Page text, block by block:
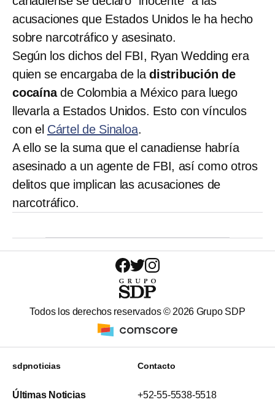
acusaciones que Estados Unidos le ha hecho
sobre narcotráfico y asesinato.
Según los dichos del FBI, Ryan Wedding era
quien se encargaba de ladistribución de
cocaínade Colombia a México para luego
llevarla a Estados Unidos. Esto con vínculos
con el Cártel de Sinaloa.
A ello se la suma que el canadiense habría
asesinado a un agente de FBI, así como otros
delitos que implican las acusaciones de
narcotráfico.
Todos los derechos reservados © 2026 Grupo SDP
sdpnoticias
Últimas Noticias
Contacto
+52-55-5538-5518